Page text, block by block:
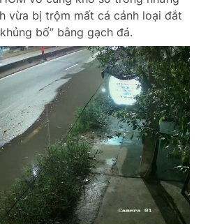
vừa bị trộm mất cá cảnh loại đắt
bố” bằng gạch đá.